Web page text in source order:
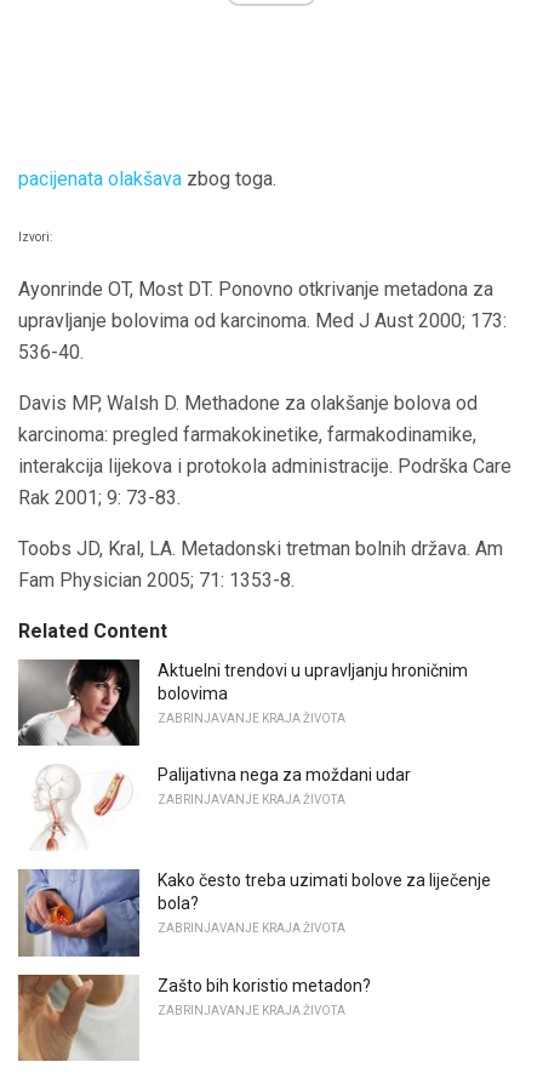
pacijenata olakšava zbog toga.
Izvori:
Ayonrinde OT, Most DT. Ponovno otkrivanje metadona za
upravljanje bolovima od karcinoma. Med J Aust 2000; 173:
536-40.
Davis MP, Walsh D. Methadone za olakšanje bolova od
karcinoma: pregled farmakokinetike, farmakodinamike,
interakcija lijekova i protokola administracije. Podrška Care
Rak 2001; 9: 73-83.
Toobs JD, Kral, LA. Metadonski tretman bolnih država. Am
Fam Physician 2005; 71: 1353-8.
Related Content
Aktuelni trendovi u upravljanju hroničnim
bolovima
ZABRINJAVANJE KRAJA ŽIVOTA
Palijativna nega za moždani udar
ZABRINJAVANJE KRAJA ŽIVOTA
Kako često treba uzimati bolove za liječenje
bola?
ZABRINJAVANJE KRAJA ŽIVOTA
Zašto bih koristio metadon?
ZABRINJAVANJE KRAJA ŽIVOTA